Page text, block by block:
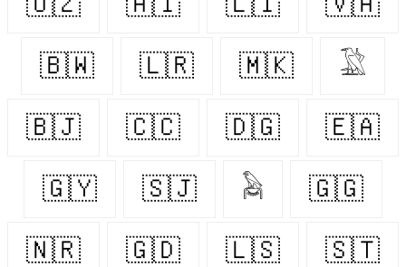
🇧🇼 🇱🇷 🇲🇰 𓅁
🇧🇯 🇨🇨 🇩🇬 🇪🇦
🇬🇾 🇸🇯 𓅉 🇬🇬
🇳🇷 🇬🇩 🇱🇸 🇸🇹